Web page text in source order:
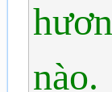
nào.